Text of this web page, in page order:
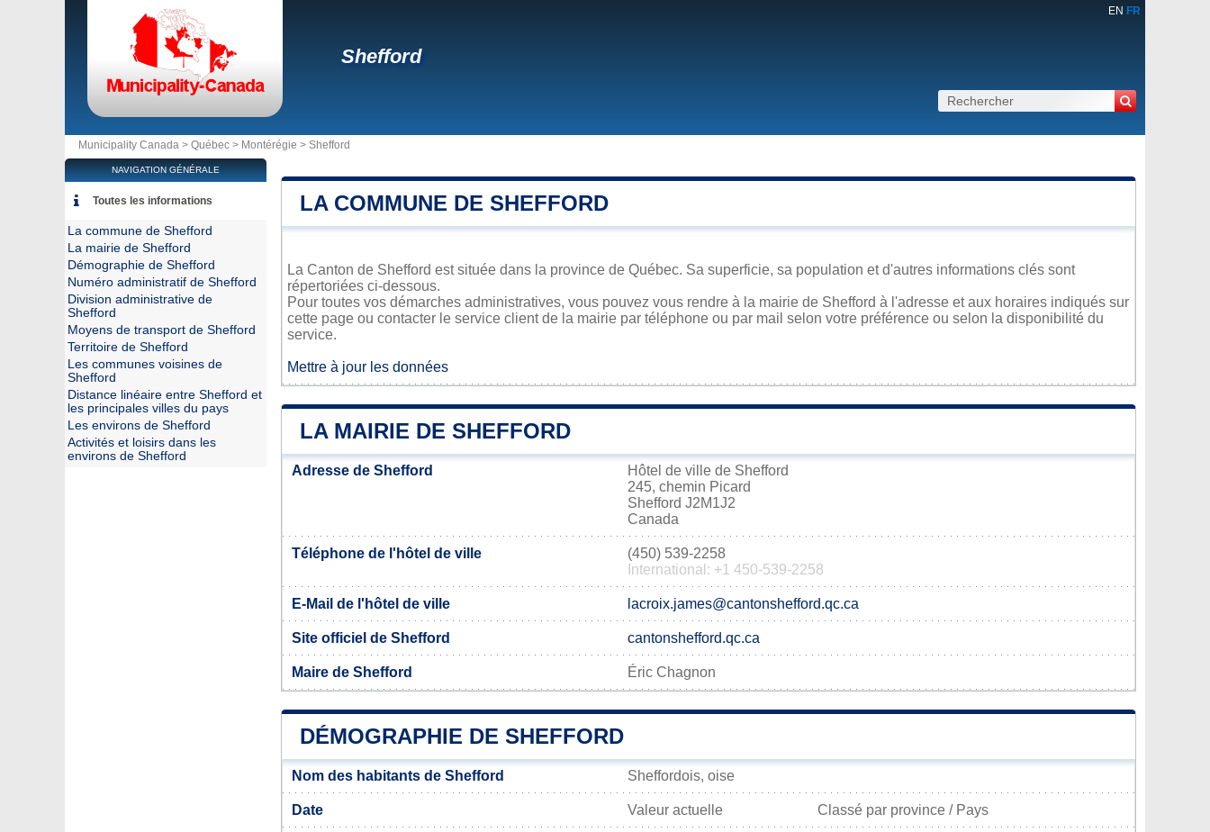
EN FR
Shefford
Municipality Canada > Québec > Montérégie > Shefford
LA COMMUNE DE SHEFFORD
La Canton de Shefford est située dans la province de Québec. Sa superficie, sa population et d'autres informations clés sont
répertoriées ci-dessous.
Pour toutes vos démarches administratives, vous pouvez vous rendre à la mairie de Shefford à l'adresse et aux horaires indiqués sur
cette page ou contacter le service client de la mairie par téléphone ou par mail selon votre préférence ou selon la disponibilité du
service.
Mettre à jour les données
LA MAIRIE DE SHEFFORD
Adresse de Shefford
Hôtel de ville de Shefford
245, chemin Picard
Shefford J2M1J2
Canada
Téléphone de l'hôtel de ville
(450) 539-2258
International: +1 450-539-2258
E-Mail de l'hôtel de ville lacroix.james@cantonshefford.qc.ca
Site officiel de Shefford cantonshefford.qc.ca
Maire de Shefford Éric Chagnon
DÉMOGRAPHIE DE SHEFFORD
Nom des habitants de Shefford Sheffordois, oise
Date Valeur actuelle Classé par province / Pays
NAVIGATION GÉNÉRALE
Toutes les informations
La commune de Shefford
La mairie de Shefford
Démographie de Shefford
Numéro administratif de Shefford
Division administrative de
Shefford
Moyens de transport de Shefford
Territoire de Shefford
Les communes voisines de
Shefford
Distance linéaire entre Shefford et
les principales villes du pays
Les environs de Shefford
Activités et loisirs dans les
environs de Shefford